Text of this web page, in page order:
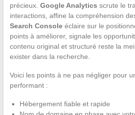
précieux. Google Analytics scrute le
interactions, affine la compréhension
Search Consoleéclaire sur le
points à améliorer, signale les
contenu original et structuré reste la
exister dans la recherche.
Voici les points à ne pas négliger pour
performant :
Hébergement fiable et rapide